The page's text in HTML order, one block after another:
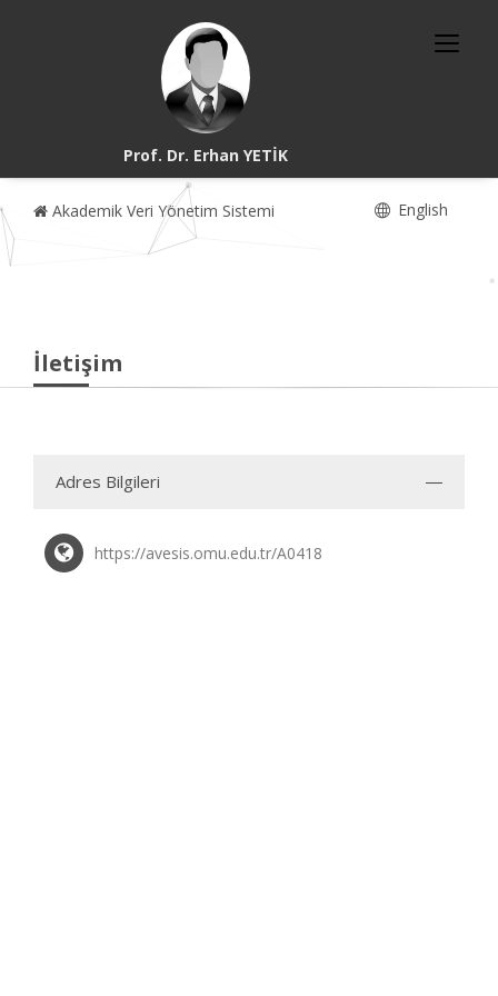
Prof. Dr. Erhan YETİK
Akademik Veri Yönetim Sistemi English
İletişim
Adres Bilgileri
https://avesis.omu.edu.tr/A0418